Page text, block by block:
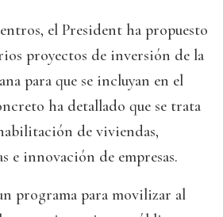
el President ha propuesto
proyectos de inversión de la
para que se incluyan en el
ha detallado que se trata
de viviendas,
e innovación de empresas.
programa para movilizar al